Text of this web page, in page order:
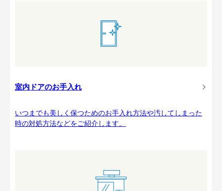
室内ドアのお手入れ
いつまでも美しく保つためのお手入れ方法や汚してしまった
時の対処方法などをご紹介します。